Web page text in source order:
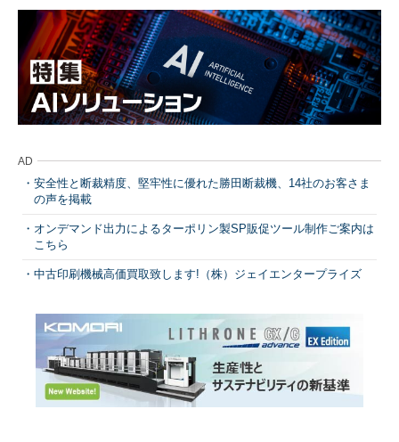
AD
安全性と断裁精度、堅牢性に優れた勝田断裁機、14社のお客さま
の声を掲載
オンデマンド出力によるターポリン製SP販促ツール制作ご案内は
こちら
中古印刷機械高価買取致します!（株）ジェイエンタープライズ